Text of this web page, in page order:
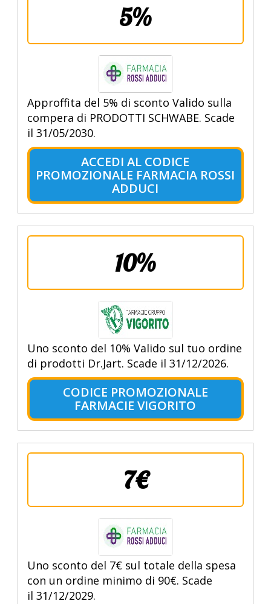
5%
Approffita del 5% di sconto Valido sulla
compera di PRODOTTI SCHWABE. Scade
il 31/05/2030.
ACCEDI AL CODICE
PROMOZIONALE FARMACIA ROSSI
ADDUCI
10%
Uno sconto del 10% Valido sul tuo ordine
di prodotti Dr.Jart. Scade il 31/12/2026.
CODICE PROMOZIONALE
FARMACIE VIGORITO
7€
Uno sconto del 7€ sul totale della spesa
con un ordine minimo di 90€. Scade
il 31/12/2029.